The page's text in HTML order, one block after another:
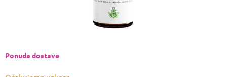
Ponuda dostave